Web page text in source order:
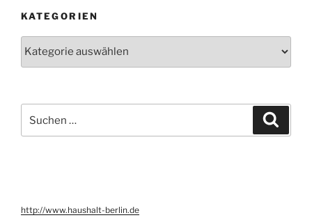
KATEGORIEN
nach:
http://www.haushalt-berlin.de